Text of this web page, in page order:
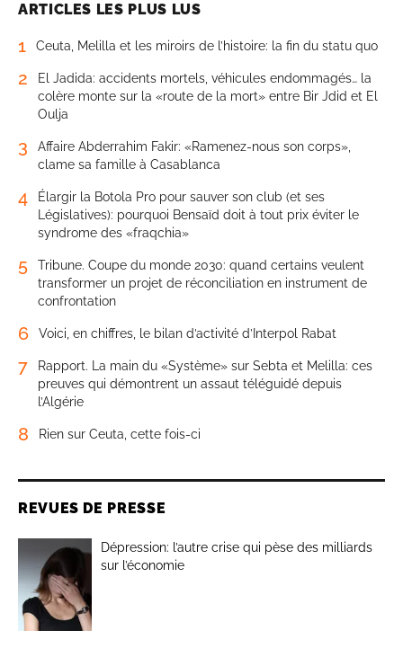
ARTICLES LES PLUS LUS
1 Ceuta, Melilla et les miroirs de l’histoire: la fin du statu quo
2
El Jadida: accidents mortels, véhicules endommagés… la
colère monte sur la «route de la mort» entre Bir Jdid et El
Oulja
3
Affaire Abderrahim Fakir: «Ramenez-nous son corps»,
clame sa famille à Casablanca
4
Élargir la Botola Pro pour sauver son club (et ses
Législatives): pourquoi Bensaïd doit à tout prix éviter le
syndrome des «fraqchia»
5
Tribune. Coupe du monde 2030: quand certains veulent
transformer un projet de réconciliation en instrument de
confrontation
6 Voici, en chiffres, le bilan d’activité d’Interpol Rabat
7
Rapport. La main du «Système» sur Sebta et Melilla: ces
preuves qui démontrent un assaut téléguidé depuis
l’Algérie
8 Rien sur Ceuta, cette fois-ci
REVUES DE PRESSE
Dépression: l’autre crise qui pèse des milliards
sur l’économie